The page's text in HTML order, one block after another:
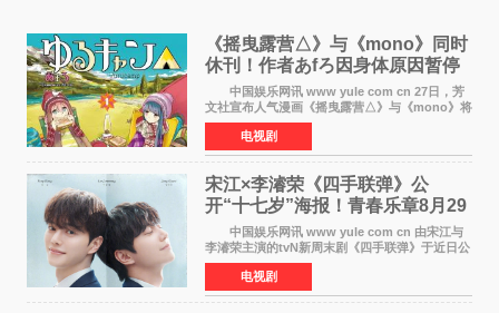
《摇曳露营△》与《mono》同时
休刊！作者あfろ因身体原因暂停
双连载
中国娱乐网讯 www yule com cn 27日，芳
文社宣布人气漫画《摇曳露营△》与《mono》将
暂停连载一段时间，原因是漫画家あfろ身体状况
不佳。 编辑部表示：一直承蒙各位对
《mono》的喜爱，
电视剧
宋江×李濬荣《四手联弹》公
开“十七岁”海报！青春乐章8月29
日奏响
中国娱乐网讯 www yule com cn 由宋江与
李濬荣主演的tvN新周末剧《四手联弹》于近日公
开十七岁版海报，以充满青春气息的画面再度点
燃观众期待。 海报中，宋江与李濬荣并肩站
在音乐教室的
电视剧